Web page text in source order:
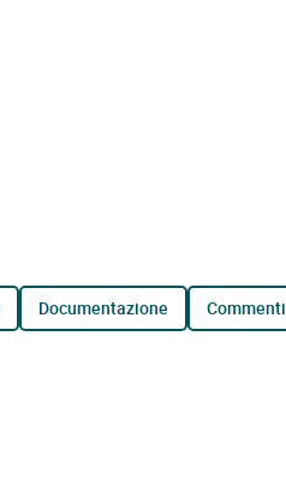
documentazione commenti